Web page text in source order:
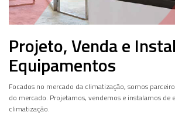
Projeto, Venda e
Equipamentos
Focados no mercado da climatização, somos
do mercado. Projetamos, vendemos e instalamos de
climatização.